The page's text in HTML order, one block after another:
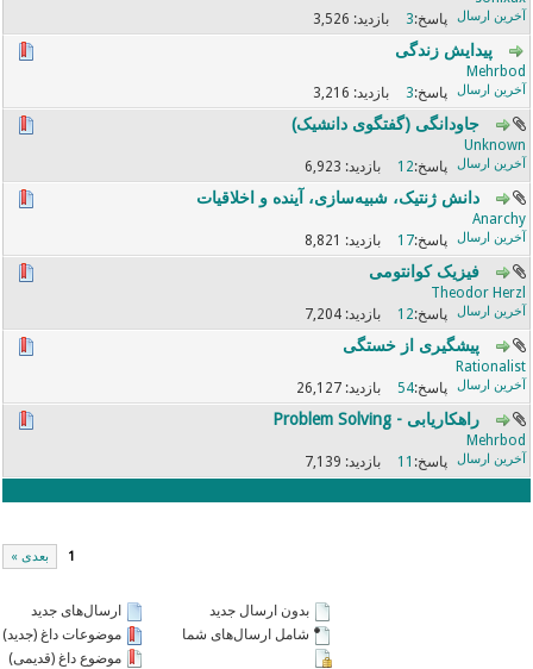
3
پیدایش زندگی
Mehrbod
3
جاودانگی (گفتگوی دانشیک)
Unknown
12
دانش ژنتیک، شبیه‌سازی، آینده و اخلاقیات
Anarchy
17
فیزیک کوانتومی
Theodor Herzl
12
7,204
پیشگیری از خستگی
Rationalist
54
26,127
راهکاریابی - Problem Solving
Mehrbod
11
1 بعدی »
ارسال‌های جدید
موضوعات داغ (جدید)
موضوع داغ (قدیمی)
بدون ارسال جدید
شامل ارسال‌های شما